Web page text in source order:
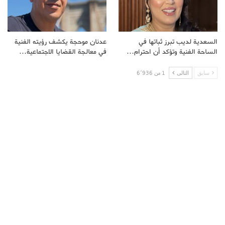
السعدية لديب تبرز ثباتها في
الساحة الفنية وتؤكد أن احترام…
عدنان موحجة يكشف رؤيته الفنية
في معالجة القضايا الاجتماعية…
سابق التالى 1 من 6٬936